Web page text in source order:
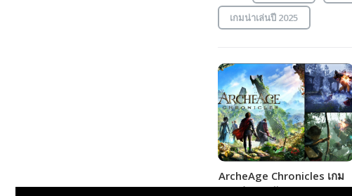
เกมน่าเล่นปี 2025
ArcheAge Chronicles เกม
ภาคต่อสุดอลัง MMORPG เผย